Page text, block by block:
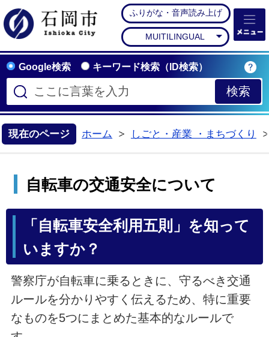
石岡市公式ホームペー
ふりがな・音声読み上げ
MUITILINGUAL
Google検索 キーワード検索（ID検索）
現在のページ ホーム
しごと・産業 ・まちづくり
自転車の交通安全について
「自転車安全利用五則」を知って
いますか？
警察庁が自転車に乗るときに、守るべき交通
ルールを分かりやすく伝えるため、特に重要
なものを5つにまとめた基本的なルールで